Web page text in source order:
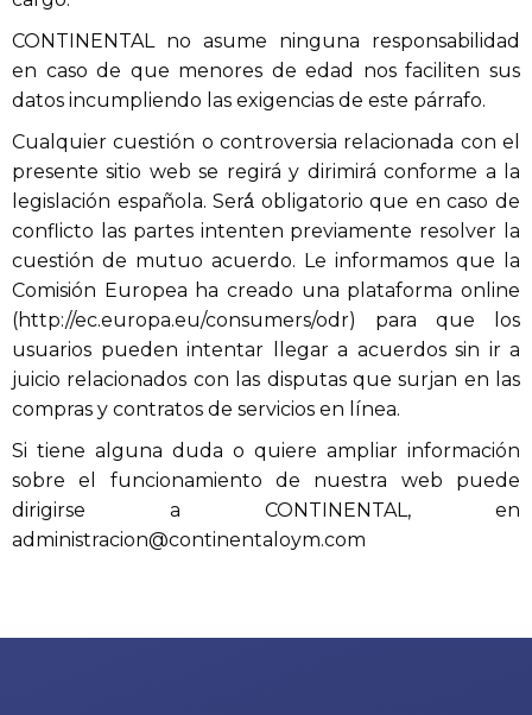
CONTINENTAL no asume ninguna responsabilidad
en caso de que menores de edad nos faciliten sus
datos incumpliendo las exigencias de este párrafo.
Cualquier cuestión o controversia relacionada con el
presente sitio web se regirá y dirimirá conforme a la
legislación española. Será́ obligatorio que en caso de
conflicto las partes intenten previamente resolver la
cuestión de mutuo acuerdo. Le informamos que la
Comisión Europea ha creado una plataforma online
(http://ec.europa.eu/consumers/odr) para que los
usuarios pueden intentar llegar a acuerdos sin ir a
juicio relacionados con las disputas que surjan en las
compras y contratos de servicios en línea.
Si tiene alguna duda o quiere ampliar información
sobre el funcionamiento de nuestra web puede
dirigirse a CONTINENTAL, en
administracion@continentaloym.com